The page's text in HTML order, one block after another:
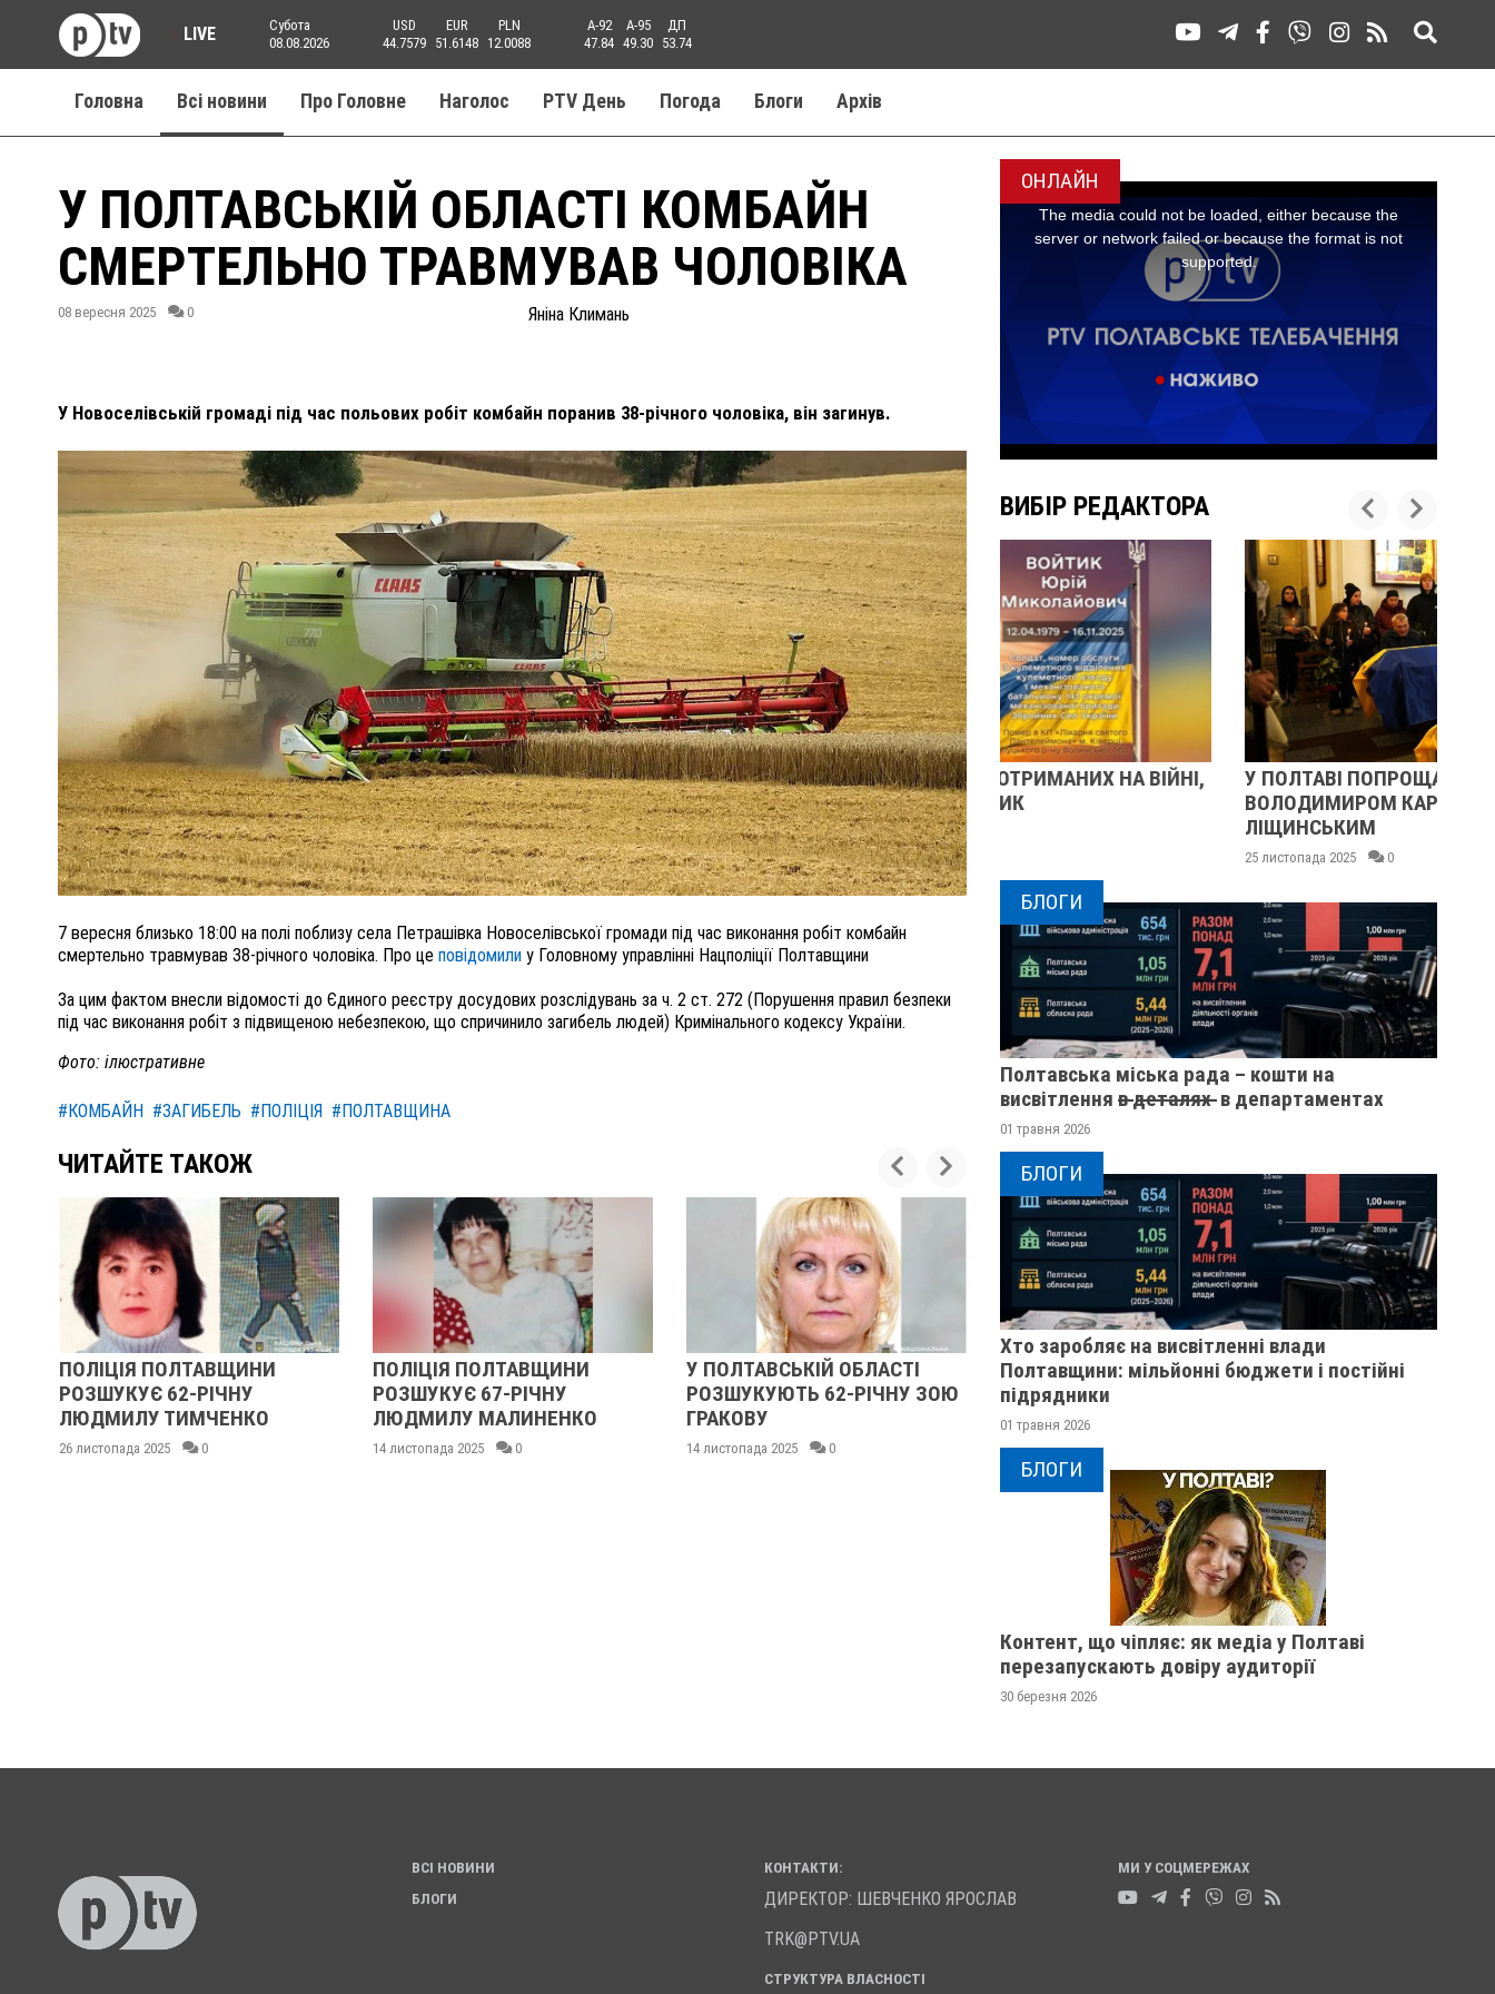
LIVE
Субота
08.08.2026
USD
44.7579
EUR
51.6148
PLN
12.0088
A-92
47.84
A-95
49.30
ДП
53.74
Головна Всі новини Про Головне Наголос PTV День Погода Блоги Aрхів
У ПОЛТАВСЬКІЙ ОБЛАСТІ КОМБАЙН
СМЕРТЕЛЬНО ТРАВМУВАВ ЧОЛОВІКА
08 вересня 2025 0 Яніна Климань
У Новоселівській громаді під час польових робіт комбайн поранив 38-річного чоловіка, він загинув.
7 вересня близько 18:00 на полі поблизу села Петрашівка Новоселівської громади під час виконання робіт комбайн
смертельно травмував 38-річного чоловіка. Про це повідомили у Головному управлінні Нацполіції Полтавщини
За цим фактом внесли відомості до Єдиного реєстру досудових розслідувань за ч. 2 ст. 272 (Порушення правил безпеки
під час виконання робіт з підвищеною небезпекою, що спричинило загибель людей) Кримінального кодексу України.
Фото: ілюстративне
#КОМБАЙН #ЗАГИБЕЛЬ #ПОЛІЦІЯ #ПОЛТАВЩИНА
ЧИТАЙТЕ ТАКОЖ
ПОЛІЦІЯ ПОЛТАВЩИНИ
РОЗШУКУЄ 62-РІЧНУ
ЛЮДМИЛУ ТИМЧЕНКО
26 листопада 2025 0
ПОЛІЦІЯ ПОЛТАВЩИНИ
РОЗШУКУЄ 67-РІЧНУ
ЛЮДМИЛУ МАЛИНЕНКО
14 листопада 2025 0
У ПОЛТАВСЬКІЙ ОБЛАСТІ
РОЗШУКУЮТЬ 62-РІЧНУ ЗОЮ
ГРАКОВУ
14 листопада 2025 0
У ПОЛТАВСЬКІЙ ОБЛАСТІ
РОЗШУКУЮТЬ 82-РІЧНУ
ГАННУ МЕРКОТАН
13 листопада 2025
ПОЛІЦІЯ
ОНЛАЙН
ВИБІР РЕДАКТОРА
ПОЛІЦІЯ ПОЛТАВЩИНИ РОЗШУКУЄ 62-РІЧНУ
ЛЮДМИЛУ ТИМЧЕНКО
26 листопада 2025 0
ВНАСЛІДОК ПОРАНЕНЬ, ОТРИМАНИХ НА ВІЙНІ,
ПОМЕР ВОЇН ЮРІЙ ВОЙТИК
25 листопада 2025 0
У ПОЛТАВІ ПОПРОЩАЛИСЯ ІЗ ВІЙСЬКОВИМИ
ВОЛОДИМИРОМ КАРЕНГІНИМ ТА ОЛЕГОМ
БЛОГИ
Полтавська міська рада – кошти на
висвітлення в̶ ̶д̶е̶т̶а̶л̶я̶х̶ ̶ в департаментах
01 травня 2026
БЛОГИ
Хто заробляє на висвітленні влади
Полтавщини: мільйонні бюджети і постійні
підрядники
01 травня 2026
БЛОГИ
Контент, що чіпляє: як медіа у Полтаві
перезапускають довіру аудиторії
30 березня 2026
ВСІ НОВИНИ
БЛОГИ
КОНТАКТИ:
ДИРЕКТОР: ШЕВЧЕНКО ЯРОСЛАВ
TRK@PTV.UA
СТРУКТУРА ВЛАСНОСТІ
МИ У СОЦМЕРЕЖАХ